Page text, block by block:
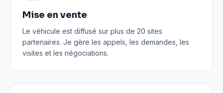
Mise en vente
Le véhicule est diffusé sur plus de 20 sites
partenaires. Je gère les appels, les demandes, les
visites et les négociations.